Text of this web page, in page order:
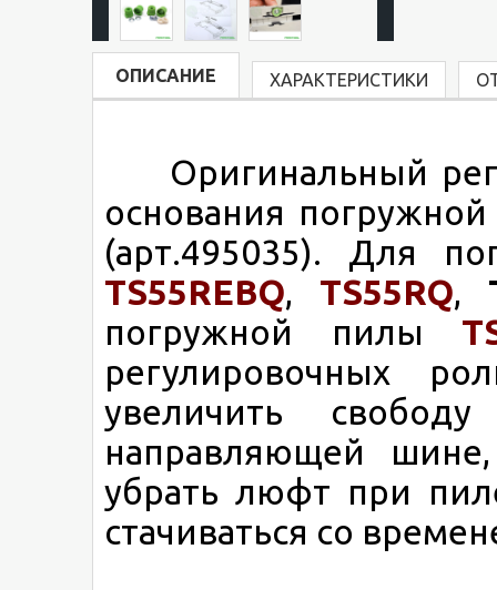
ОПИСАНИЕ ХАРАКТЕРИСТИКИ
Оригинальный
основания
(арт.495035). Для
TS55REBQ, TS55RQ,
погружной пилы
регулировочных
увеличить
направляющей
убрать люфт при
стачиваться со